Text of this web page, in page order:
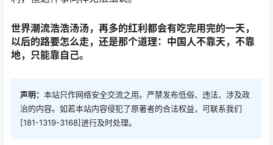
世界潮流浩浩汤汤，再多的红利都会有吃完用完的一天，
以后的路要怎么走，还是那个道理：中国人不靠天，不靠
地，只能靠自己。
声明： 本站只作网络安全交流之用。严禁发布低俗、违法、涉及政
治的内容。如若本站内容侵犯了原著者的合法权益，可联系我们
[181-1319-3168]进行及时处理。